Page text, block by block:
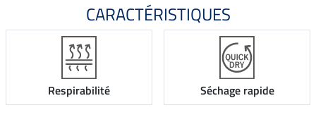
CARACTÉRISTIQUES
Respirabilité Séchage rapide